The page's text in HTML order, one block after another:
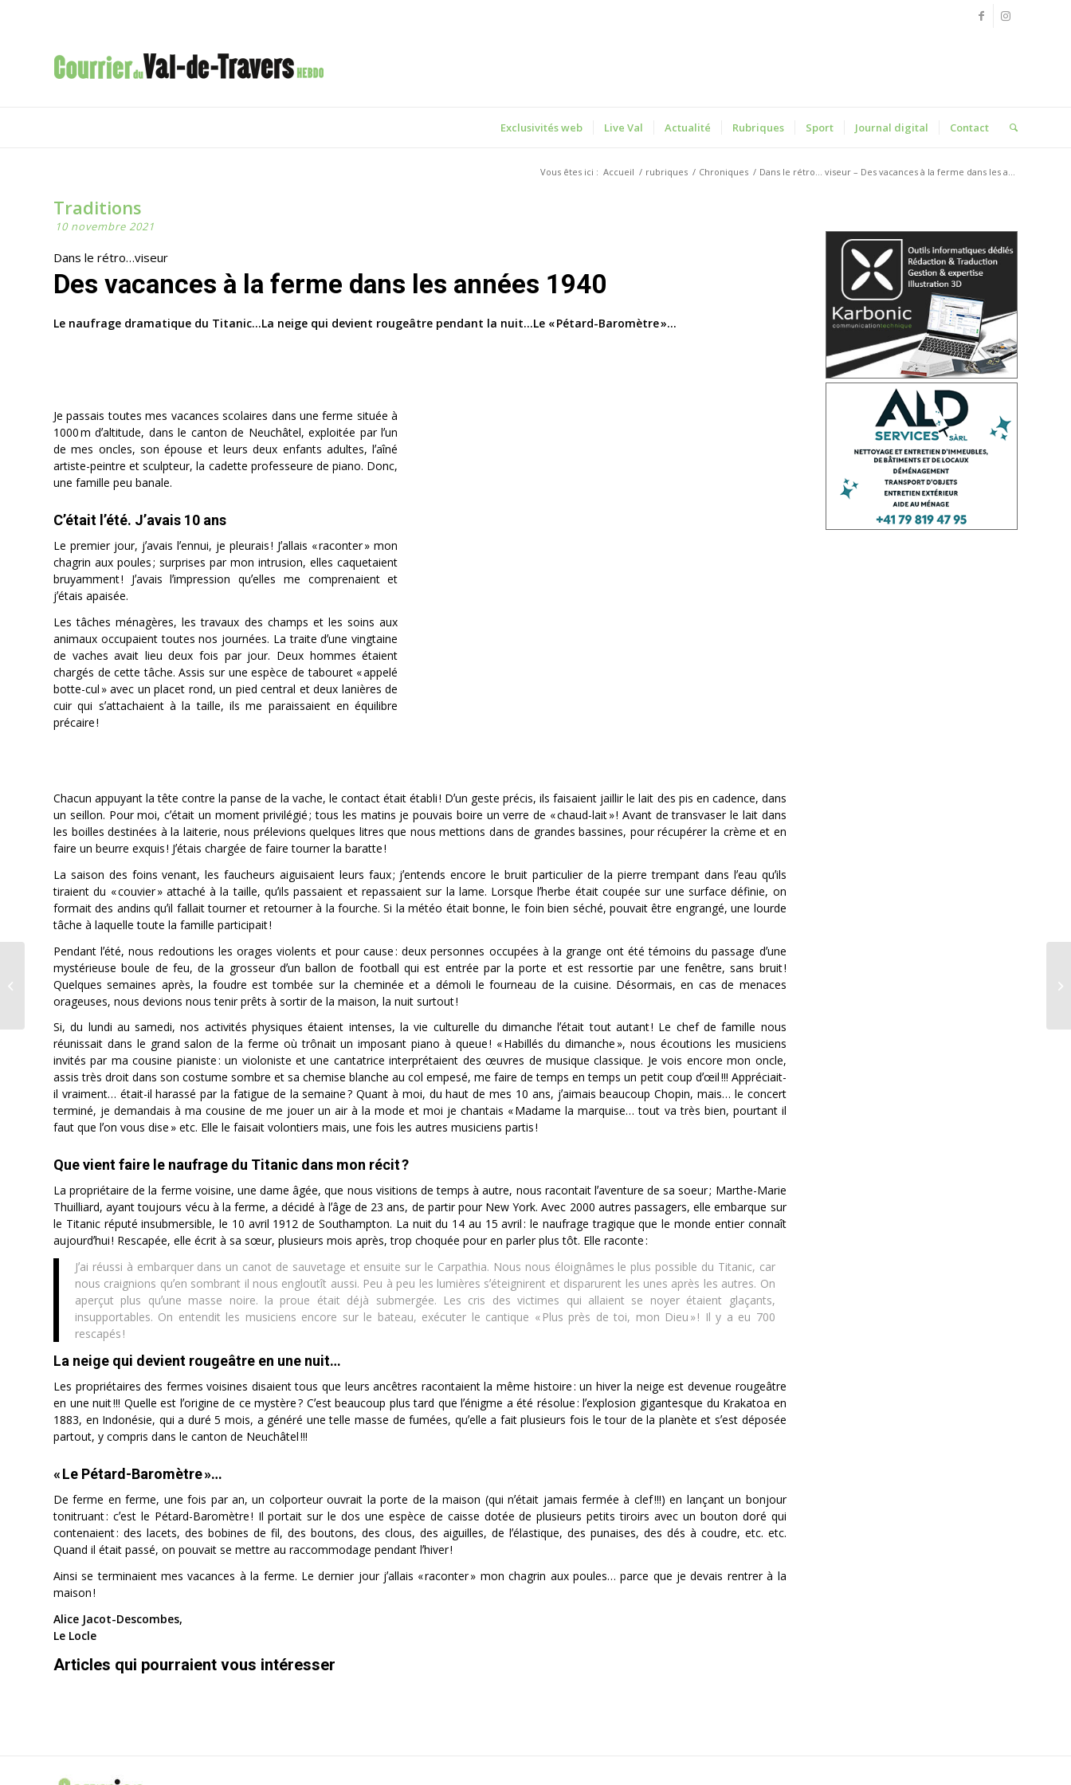
Exclusivités web Live Val Actualité Rubriques Sport Journal digital Contact
Vous êtes ici : Accueil / rubriques / Chroniques / Dans le rétro… viseur – Des vacances à la ferme dans les a...
Traditions
10 novembre 2021
Dans le rétro…viseur
Des vacances à la ferme dans les années 1940
Le naufrage dramatique du Titanic…La neige qui devient rougeâtre pendant la nuit…Le « Pétard-Baromètre »…
Je passais toutes mes vacances scolaires dans une ferme située à
1000 m dʼaltitude, dans le canton de Neuchâtel, exploitée par lʼun
de mes oncles, son épouse et leurs deux enfants adultes, lʼaîné
artiste-peintre et sculpteur, la cadette professeure de piano. Donc,
une famille peu banale.
Cʼétait lʼété. Jʼavais 10 ans
Le premier jour, jʼavais lʼennui, je pleurais ! Jʼallais « raconter » mon
chagrin aux poules ; surprises par mon intrusion, elles caquetaient
bruyamment ! Jʼavais lʼimpression quʼelles me comprenaient et
jʼétais apaisée.
Les tâches ménagères, les travaux des champs et les soins aux
animaux occupaient toutes nos journées. La traite dʼune vingtaine
de vaches avait lieu deux fois par jour. Deux hommes étaient
chargés de cette tâche. Assis sur une espèce de tabouret « appelé
botte-cul » avec un placet rond, un pied central et deux lanières de
cuir qui sʼattachaient à la taille, ils me paraissaient en équilibre
précaire !
Chacun appuyant la tête contre la panse de la vache, le contact était établi ! Dʼun geste précis, ils faisaient jaillir le lait des pis en cadence, dans
un seillon. Pour moi, cʼétait un moment privilégié ; tous les matins je pouvais boire un verre de « chaud-lait » ! Avant de transvaser le lait dans
les boilles destinées à la laiterie, nous prélevions quelques litres que nous mettions dans de grandes bassines, pour récupérer la crème et en
faire un beurre exquis ! Jʼétais chargée de faire tourner la baratte !
La saison des foins venant, les faucheurs aiguisaient leurs faux ; jʼentends encore le bruit particulier de la pierre trempant dans lʼeau quʼils
tiraient du « couvier » attaché à la taille, quʼils passaient et repassaient sur la lame. Lorsque lʼherbe était coupée sur une surface définie, on
formait des andins quʼil fallait tourner et retourner à la fourche. Si la météo était bonne, le foin bien séché, pouvait être engrangé, une lourde
tâche à laquelle toute la famille participait !
Pendant lʼété, nous redoutions les orages violents et pour cause : deux personnes occupées à la grange ont été témoins du passage dʼune
mystérieuse boule de feu, de la grosseur dʼun ballon de football qui est entrée par la porte et est ressortie par une fenêtre, sans bruit !
Quelques semaines après, la foudre est tombée sur la cheminée et a démoli le fourneau de la cuisine. Désormais, en cas de menaces
orageuses, nous devions nous tenir prêts à sortir de la maison, la nuit surtout !
Si, du lundi au samedi, nos activités physiques étaient intenses, la vie culturelle du dimanche lʼétait tout autant ! Le chef de famille nous
réunissait dans le grand salon de la ferme où trônait un imposant piano à queue ! « Habillés du dimanche », nous écoutions les musiciens
invités par ma cousine pianiste : un violoniste et une cantatrice interprétaient des œuvres de musique classique. Je vois encore mon oncle,
assis très droit dans son costume sombre et sa chemise blanche au col empesé, me faire de temps en temps un petit coup dʼœil !!! Appréciait-
il vraiment… était-il harassé par la fatigue de la semaine ? Quant à moi, du haut de mes 10 ans, jʼaimais beaucoup Chopin, mais… le concert
terminé, je demandais à ma cousine de me jouer un air à la mode et moi je chantais « Madame la marquise… tout va très bien, pourtant il
faut que lʼon vous dise » etc. Elle le faisait volontiers mais, une fois les autres musiciens partis !
Que vient faire le naufrage du Titanic dans mon récit ?
La propriétaire de la ferme voisine, une dame âgée, que nous visitions de temps à autre, nous racontait lʼaventure de sa soeur ; Marthe-Marie
Thuilliard, ayant toujours vécu à la ferme, a décidé à lʼâge de 23 ans, de partir pour New York. Avec 2000 autres passagers, elle embarque sur
le Titanic réputé insubmersible, le 10 avril 1912 de Southampton. La nuit du 14 au 15 avril : le naufrage tragique que le monde entier connaît
aujourdʼhui ! Rescapée, elle écrit à sa sœur, plusieurs mois après, trop choquée pour en parler plus tôt. Elle raconte :
Jʼai réussi à embarquer dans un canot de sauvetage et ensuite sur le Carpathia. Nous nous éloignâmes le plus possible du Titanic, car
nous craignions quʼen sombrant il nous engloutît aussi. Peu à peu les lumières sʼéteignirent et disparurent les unes après les autres. On
aperçut plus quʼune masse noire. la proue était déjà submergée. Les cris des victimes qui allaient se noyer étaient glaçants,
insupportables. On entendit les musiciens encore sur le bateau, exécuter le cantique « Plus près de toi, mon Dieu » ! Il y a eu 700
rescapés !
La neige qui devient rougeâtre en une nuit…
Les propriétaires des fermes voisines disaient tous que leurs ancêtres racontaient la même histoire : un hiver la neige est devenue rougeâtre
en une nuit !!! Quelle est lʼorigine de ce mystère ? Cʼest beaucoup plus tard que lʼénigme a été résolue : lʼexplosion gigantesque du Krakatoa en
1883, en Indonésie, qui a duré 5 mois, a généré une telle masse de fumées, quʼelle a fait plusieurs fois le tour de la planète et sʼest déposée
partout, y compris dans le canton de Neuchâtel !!!
« Le Pétard-Baromètre »…
De ferme en ferme, une fois par an, un colporteur ouvrait la porte de la maison (qui nʼétait jamais fermée à clef !!!) en lançant un bonjour
tonitruant : cʼest le Pétard-Baromètre ! Il portait sur le dos une espèce de caisse dotée de plusieurs petits tiroirs avec un bouton doré qui
contenaient : des lacets, des bobines de fil, des boutons, des clous, des aiguilles, de lʼélastique, des punaises, des dés à coudre, etc. etc.
Quand il était passé, on pouvait se mettre au raccommodage pendant lʼhiver !
Ainsi se terminaient mes vacances à la ferme. Le dernier jour jʼallais « raconter » mon chagrin aux poules… parce que je devais rentrer à la
maison !
Alice Jacot-Descombes,
Le Locle
Articles qui pourraient vous intéresser
Loisirs -Vertes de
plaisir